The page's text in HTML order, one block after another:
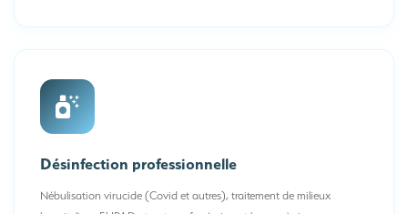
Désinfection professionnelle
Nébulisation virucide (Covid et autres), traitement de milieux